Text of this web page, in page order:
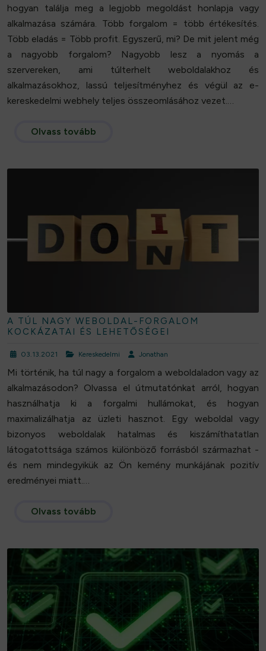
hogyan találja meg a legjobb megoldást honlapja vagy
alkalmazása számára. Több forgalom = több értékesítés.
Több eladás = Több profit. Egyszerű, mi? De mit jelent még
a nagyobb forgalom? Nagyobb lesz a nyomás a
szervereken, ami túlterhelt weboldalakhoz és
alkalmazásokhoz, lassú teljesítményhez és végül az e-
kereskedelmi webhely teljes összeomlásához vezet.…
Olvass tovább
A TÚL NAGY WEBOLDAL-FORGALOM
KOCKÁZATAI ÉS LEHETŐSÉGEI
03.13.2021 Kereskedelmi Jonathan
Mi történik, ha túl nagy a forgalom a weboldaladon vagy az
alkalmazásodon? Olvassa el útmutatónkat arról, hogyan
használhatja ki a forgalmi hullámokat, és hogyan
maximalizálhatja az üzleti hasznot. Egy weboldal vagy
bizonyos weboldalak hatalmas és kiszámíthatatlan
látogatottsága számos különböző forrásból származhat -
és nem mindegyikük az Ön kemény munkájának pozitív
eredményei miatt.…
Olvass tovább